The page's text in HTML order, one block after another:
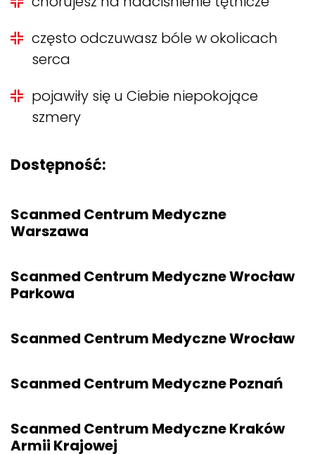
często odczuwasz bóle w okolicach
serca
pojawiły się u Ciebie niepokojące
szmery
Dostępność:
Scanmed Centrum Medyczne
Warszawa
Scanmed Centrum Medyczne Wrocław
Parkowa
Scanmed Centrum Medyczne Wrocław
Scanmed Centrum Medyczne Poznań
Scanmed Centrum Medyczne Kraków
Armii Krajowej